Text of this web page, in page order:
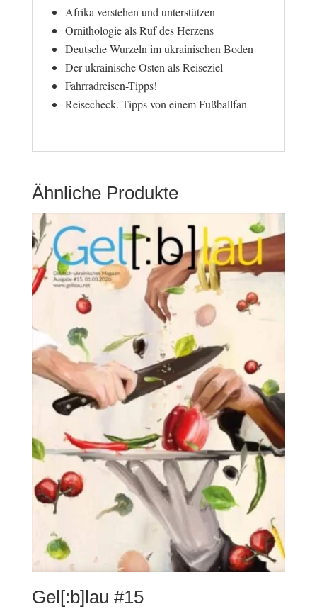
Afrika verstehen und unterstützen
Ornithologie als Ruf des Herzens
Deutsche Wurzeln im ukrainischen Boden
Der ukrainische Osten als Reiseziel
Fahrradreisen-Tipps!
Reisecheck. Tipps von einem Fußballfan
Ähnliche Produkte
Gel[:b]lau #15